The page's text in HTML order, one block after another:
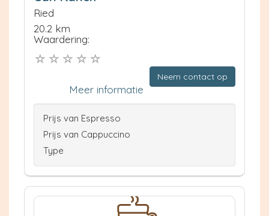
Ried
20.2 km
Waardering:
Neem contact op
Meer informatie
Prijs van Espresso
Prijs van Cappuccino
Type